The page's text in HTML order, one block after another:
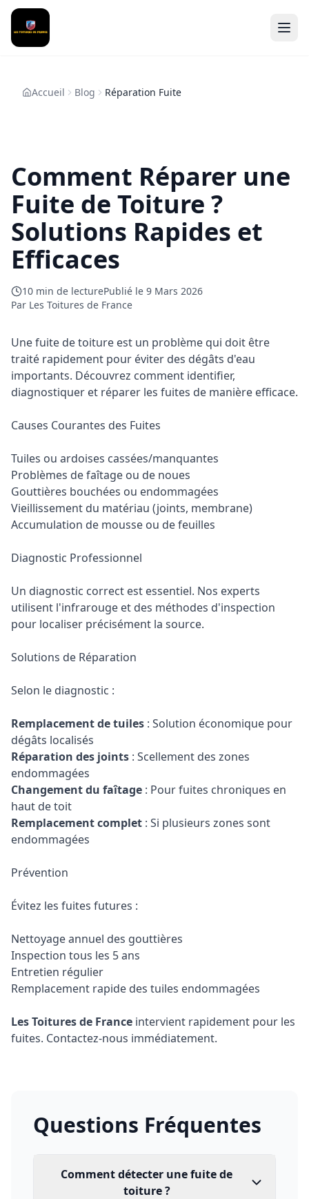
Accueil Blog Réparation Fuite
Comment Réparer une
Fuite de Toiture ?
Solutions Rapides et
Efficaces
10 min de lecturePublié le 9 Mars 2026
Par Les Toitures de France
Une fuite de toiture est un problème qui doit être
traité rapidement pour éviter des dégâts d'eau
importants. Découvrez comment identifier,
diagnostiquer et réparer les fuites de manière efficace.
Causes Courantes des Fuites
Tuiles ou ardoises cassées/manquantes
Problèmes de faîtage ou de noues
Gouttières bouchées ou endommagées
Vieillissement du matériau (joints, membrane)
Accumulation de mousse ou de feuilles
Diagnostic Professionnel
Un diagnostic correct est essentiel. Nos experts
utilisent l'infrarouge et des méthodes d'inspection
pour localiser précisément la source.
Solutions de Réparation
Selon le diagnostic :
Remplacement de tuiles : Solution économique pour
dégâts localisés
Réparation des joints : Scellement des zones
endommagées
Changement du faîtage : Pour fuites chroniques en
haut de toit
Remplacement complet : Si plusieurs zones sont
endommagées
Prévention
Évitez les fuites futures :
Nettoyage annuel des gouttières
Inspection tous les 5 ans
Entretien régulier
Remplacement rapide des tuiles endommagées
Les Toitures de France intervient rapidement pour les
fuites. Contactez-nous immédiatement.
Questions Fréquentes
Comment détecter une fuite de
toiture ?